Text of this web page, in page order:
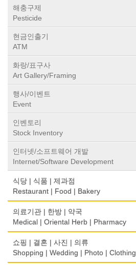
해충구제
Pesticide
현금인출기
ATM
화랑/표구사
Art Gallery/Framing
행사/이벤트
Event
인벤토리
Stock Inventory
인터넷/소프트웨어 개발
Internet/Software Development
식당 | 식품 | 제과점
Restaurant | Food | Bakery
농장
Farm
떡집/방앗간
Rice Cake
의료기관 | 한방 | 약국
Medical | Oriental Herb | Pharmacy
의사-검안의
Optometrist
쇼핑 | 결혼 | 사진 | 의류
Shopping | Wedding | Photo | Clothing